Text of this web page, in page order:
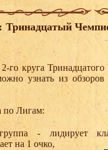
Тринадцатый
го круга
узнать из
по Лигам:
- лидирует
на 1 очко,